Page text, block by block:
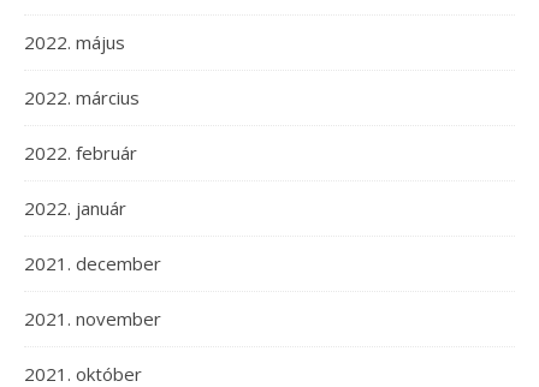
2022. május
2022. március
2022. február
2022. január
2021. december
2021. november
2021. október